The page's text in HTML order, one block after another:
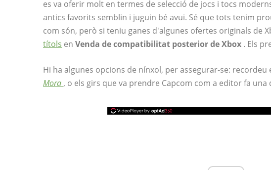
es va oferir molt en termes de selecció de jocs i tocs
antics favorits semblin i juguin bé avui. Sé que tots tenim
com són, però si teniu ganes d'algunes ofertes originals de
títols en Venda de compatibilitat posterior de Xbox . Els
Hi ha algunes opcions de nínxol, per assegurar-se:
Mora , o els girs que va prendre Capcom com a editor fa una